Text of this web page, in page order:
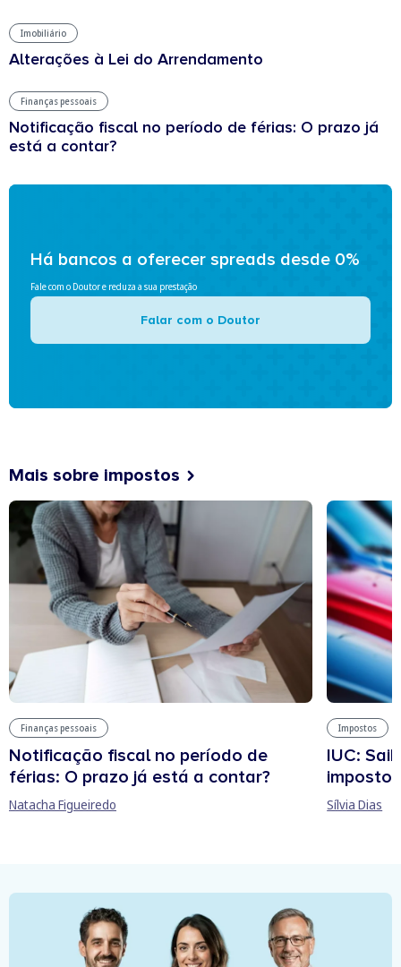
Imobiliário
Alterações à Lei do Arrendamento
Finanças pessoais
Notificação fiscal no período de férias: O prazo já
está a contar?
Há bancos a oferecer spreads desde 0%
Fale com o Doutor e reduza a sua prestação
Falar com o Doutor
Mais sobre impostos
Finanças pessoais
Notificação fiscal no período de
férias: O prazo já está a contar?
Natacha Figueiredo
Impostos
IUC:
imposto
Sílvia Dias